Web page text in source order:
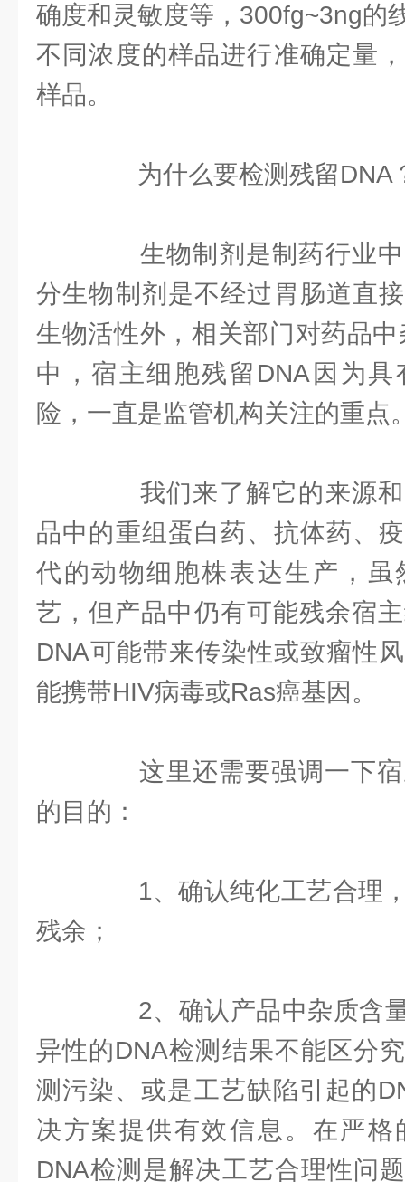
确度和灵敏度等，300fg~3ng的
不同浓度的样品进行准确定量
样品。
为什么要检测残留DNA
生物制剂是制药行业中
分生物制剂是不经过胃肠道直
生物活性外，相关部门对药品
中，宿主细胞残留DNA因为
险，一直是监管机构关注的重点
我们来了解它的来源和
品中的重组蛋白药、抗体药、
代的动物细胞株表达生产，虽
艺，但产品中仍有可能残余宿
DNA可能带来传染性或致瘤性
能携带HIV病毒或Ras癌基因。
这里还需要强调一下宿
的目的：
1、确认纯化工艺合理，
残余；
2、确认产品中杂质含量
异性的DNA检测结果不能区分
测污染、或是工艺缺陷引起的
决方案提供有效信息。在严
DNA检测是解决工艺合理性问